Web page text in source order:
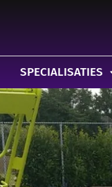
SPECIALISATIES